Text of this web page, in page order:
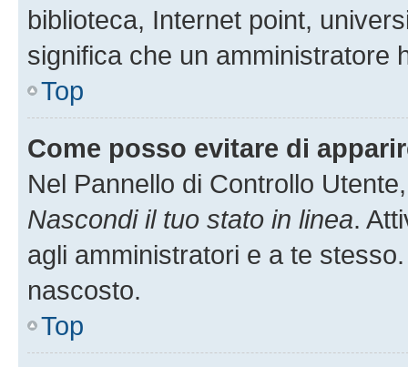
biblioteca, Internet point,
significa che un amministratore
Top
Come posso evitare di
Nel Pannello di Controllo
Nascondi il tuo stato in linea.
agli amministratori e a te
nascosto.
Top